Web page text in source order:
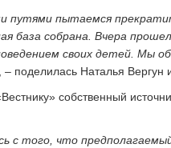
путями пытаемся
база собрана. Вчера
своих детей. Мы
, – поделилась Наталья
собственный
с того, что